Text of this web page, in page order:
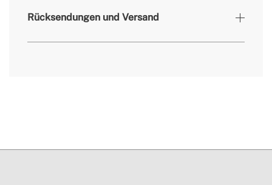
Farben Schwarz
Rücksendungen und Versand